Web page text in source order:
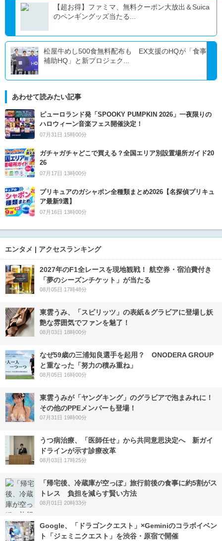
【超お得】ファミマ、無料クーポン大放出＆Suica
のペンギングッズ当たる...
松屋牛めし500食無料配布も EX支援のHQが「食事
補助HQ」と新プロジェク...
あわせて読みたい記事
ピューロランド発「SPOOKY PUMPKIN 2026」一夜限りの
ハロウィーン音楽フェス開催決定！
07月31日 15時00分
ガチャガチャどこで買える？全国エリア別設置場所ガイド20
26
07月17日 13時00分
プリキュアのガシャポン全種類まとめ2026【名探偵プリキュ
ア最新9選】
07月16日 13時00分
エンタメ | アクセスランキング
2027年のF1全レースを現地観戦！ 航空券・宿泊費付き
「夢のシーズンチケット」が当たる
08月05日 17時48分
東雲うみ、「スピリッツ」の表紙＆グラビアに登場し妖
艶な雰囲気でファンを魅了！
08月03日 18時00分
なぜ59歳の三浦知良選手を起用？ ONODERA GROUP
と重なった「努力の積み重ね」
08月05日 16時00分
東雲うみが「ヤングキング」のグラビアで泡まみれに！
その他のPPEメンバーも登場！
07月31日 19時00分
うつ病治療、「医師任せ」から共同意思決定へ 新ガイ
ドラインが示す診療改革
08月03日 17時25分
「帰宅後、冷蔵庫が空っぽ」旅行前後の食事に約5割がス
トレス 負担を減らす賢い方法
08月01日 20時33分
Google、「ドラゴンクエスト」×Geminiのコラボイベン
ト「ジェミニクエスト」を渋谷・原宿で開催